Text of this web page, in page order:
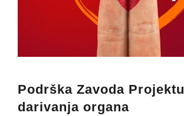
Podrška Zavoda Projektu
darivanja organa